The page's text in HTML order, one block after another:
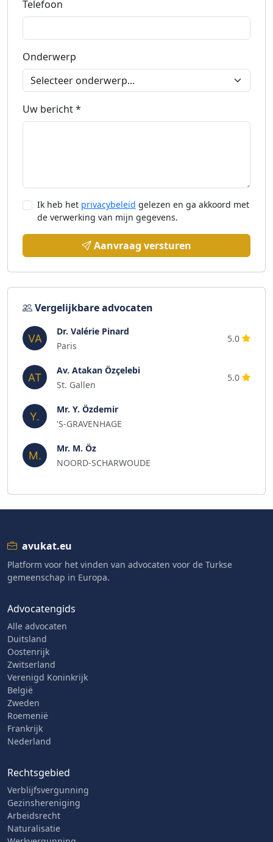
Telefoon
Onderwerp
Uw bericht *
Ik heb het privacybeleid gelezen en ga akkoord met
de verwerking van mijn gegevens.
Aanvraag versturen
Vergelijkbare advocaten
Dr. Valérie Pinard
Paris
5.0
Av. Atakan Özçelebi
St. Gallen
5.0
Mr. Y. Özdemir
'S-GRAVENHAGE
Mr. M. Öz
NOORD-SCHARWOUDE
avukat.eu
Platform voor het vinden van advocaten voor de Turkse
gemeenschap in Europa.
Advocatengids
Alle advocaten
Duitsland
Oostenrijk
Zwitserland
Verenigd Koninkrijk
België
Zweden
Roemenië
Frankrijk
Nederland
Rechtsgebied
Verblijfsvergunning
Gezinshereniging
Arbeidsrecht
Naturalisatie